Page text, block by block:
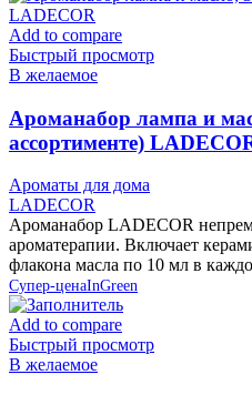
Add to compare
Быстрый просмотр
В желаемое
Ароманабор лампа и
ассортименте)
Ароматы для дома
LADECOR
Ароманабор LADECOR
ароматерапии. Включает
флакона масла по 10 мл в
Супер-ценаInGreen
Add to compare
Быстрый просмотр
В желаемое